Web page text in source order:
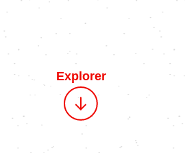
Explorer